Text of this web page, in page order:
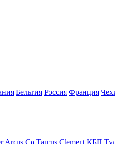
Бельгия Росcия Франция
Arcus Co Taurus Clement КБП